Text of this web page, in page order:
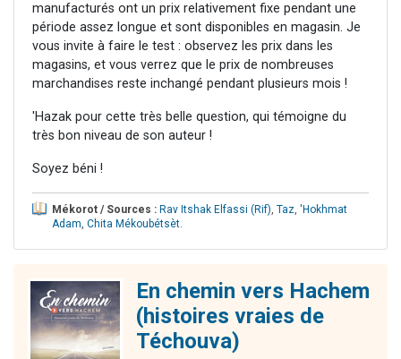
manufacturés ont un prix relativement fixe pendant une
période assez longue et sont disponibles en magasin. Je
vous invite à faire le test : observez les prix dans les
magasins, et vous verrez que le prix de nombreuses
marchandises reste inchangé pendant plusieurs mois !
'Hazak pour cette très belle question, qui témoigne du
très bon niveau de son auteur !
Soyez béni !
Mékorot / Sources : Rav Itshak Elfassi (Rif), Taz, 'Hokhmat
Adam, Chita Mékoubétsèt.
En chemin vers Hachem
(histoires vraies de
Téchouva)